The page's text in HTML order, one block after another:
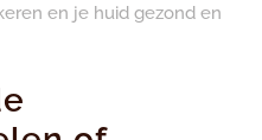
en je huid gezond en